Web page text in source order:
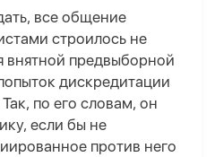
все общение
строилось не
внятной предвыборной
дискредитации
по его словам, он
если бы не
против него